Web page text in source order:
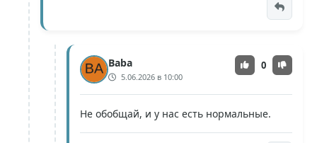
Baba
5.06.2026 в 10:00
0
Не обобщай, и у нас есть нормальные.